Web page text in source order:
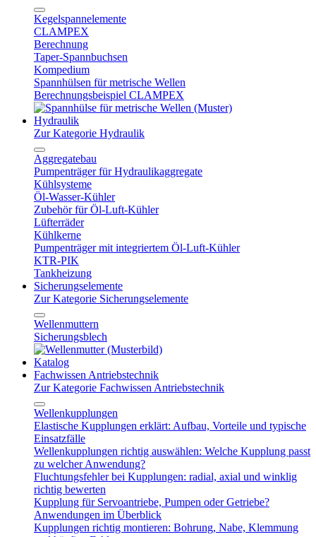
Kegelspannelemente
CLAMPEX
Berechnung
Taper-Spannbuchsen
Kompedium
Spannhülsen für metrische Wellen
Berechnungsbeispiel CLAMPEX
Hydraulik
Zur Kategorie Hydraulik
Aggregatebau
Pumpenträger für Hydraulikaggregate
Kühlsysteme
Öl-Wasser-Kühler
Zubehör für Öl-Luft-Kühler
Lüfterräder
Kühlkerne
Pumpenträger mit integriertem Öl-Luft-Kühler
KTR-PIK
Tankheizung
Sicherungselemente
Zur Kategorie Sicherungselemente
Wellenmuttern
Sicherungsblech
Katalog
Fachwissen Antriebstechnik
Zur Kategorie Fachwissen Antriebstechnik
Wellenkupplungen
Elastische Kupplungen erklärt: Aufbau, Vorteile und typische
Einsatzfälle
Wellenkupplungen richtig auswählen: Welche Kupplung passt
zu welcher Anwendung?
Fluchtungsfehler bei Kupplungen: radial, axial und winklig
richtig bewerten
Kupplung für Servoantriebe, Pumpen oder Getriebe?
Anwendungen im Überblick
Kupplungen richtig montieren: Bohrung, Nabe, Klemmung